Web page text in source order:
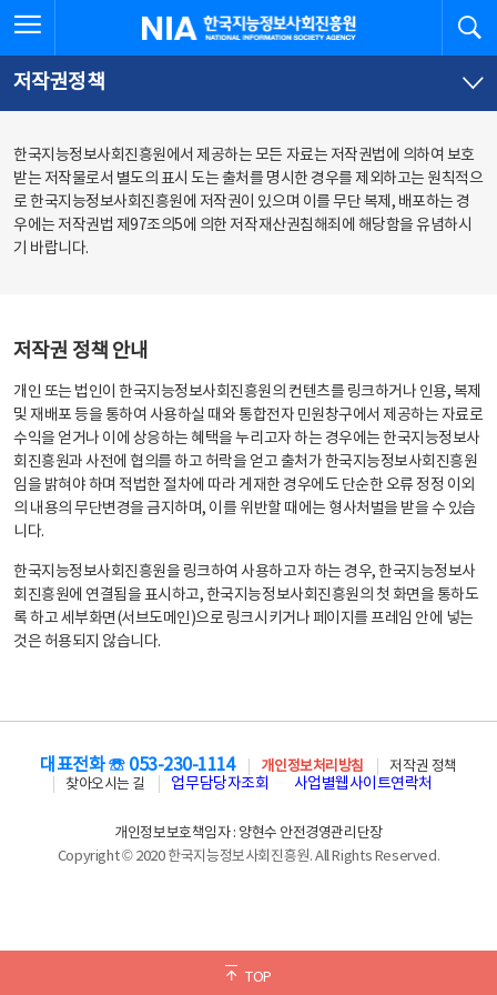
문
로
가
체
뉴
바
가
한국지능정보사회진흥원
저작권정책
한국지능정보사회진흥원에서 제공하는 모든 자료는 저작권법에 의하여 보호
받는 저작물로서 별도의 표시 도는 출처를 명시한 경우를 제외하고는 원칙적으
로 한국지능정보사회진흥원에 저작권이 있으며 이를 무단 복제, 배포하는 경
우에는 저작권법 제97조의5에 의한 저작재산권침해죄에 해당함을 유념하시
기 바랍니다.
저작권 정책 안내
개인 또는 법인이 한국지능정보사회진흥원의 컨텐츠를 링크하거나 인용, 복제
및 재배포 등을 통하여 사용하실 때와 통합전자 민원창구에서 제공하는 자료로
수익을 얻거나 이에 상응하는 혜택을 누리고자 하는 경우에는 한국지능정보사
회진흥원과 사전에 협의를 하고 허락을 얻고 출처가 한국지능정보사회진흥원
임을 밝혀야 하며 적법한 절차에 따라 게재한 경우에도 단순한 오류 정정 이외
의 내용의 무단변경을 금지하며, 이를 위반할 때에는 형사처벌을 받을 수 있습
니다.
한국지능정보사회진흥원을 링크하여 사용하고자 하는 경우, 한국지능정보사
회진흥원에 연결됨을 표시하고, 한국지능정보사회진흥원의 첫 화면을 통하도
록 하고 세부화면(서브도메인)으로 링크시키거나 페이지를 프레임 안에 넣는
것은 허용되지 않습니다.
TOP
대표전화 ☏ 053-230-1114 개인정보처리방침
저작권 정책
찾아오시는 길
업무담당자조회 사업별웹사이트연락처
개인정보보호책임자 : 양현수 안전경영관리단장
Copyright © 2020 한국지능정보사회진흥원. All Rights Reserved.